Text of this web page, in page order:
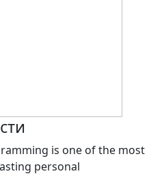
is one of the most
personal